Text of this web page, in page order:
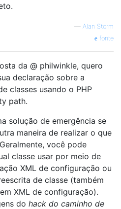
— Alan Storm
fonte
da @ philwinkle, quero
declaração sobre a
classes usando o PHP
path.
solução de emergência se
maneira de realizar o que
você pode
classe usar por meio de
XML de configuração ou
de classe (também
XML de configuração).
do hack do caminho de